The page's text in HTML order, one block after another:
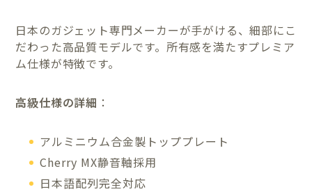
日本のガジェット専門メーカーが手がける、細部にこ
だわった高品質モデルです。所有感を満たすプレミア
ム仕様が特徴です。
高級仕様の詳細 ：
アルミニウム合金製トッププレート
Cherry MX静音軸採用
日本語配列完全対応